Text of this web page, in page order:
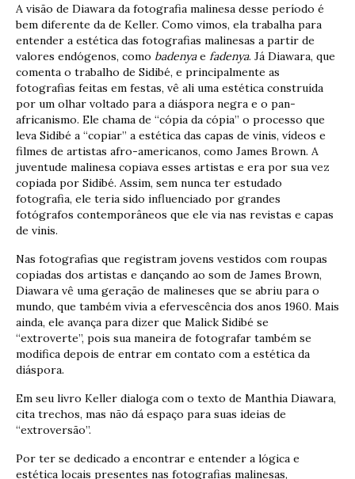
A visão de Diawara da fotografia malinesa desse período é
bem diferente da de Keller. Como vimos, ela trabalha para
entender a estética das fotografias malinesas a partir de
valores endógenos, como badenyae fadenya. Já Diawara, que
comenta o trabalho de Sidibé, e principalmente as
fotografias feitas em festas, vê ali uma estética construída
por um olhar voltado para a diáspora negra e o pan-
africanismo. Ele chama de “cópia da cópia” o processo que
leva Sidibé a “copiar” a estética das capas de vinis, vídeos e
filmes de artistas afro-americanos, como James Brown. A
juventude malinesa copiava esses artistas e era por sua vez
copiada por Sidibé. Assim, sem nunca ter estudado
fotografia, ele teria sido influenciado por grandes
fotógrafos contemporâneos que ele via nas revistas e capas
de vinis.
Nas fotografias que registram jovens vestidos com roupas
copiadas dos artistas e dançando ao som de James Brown,
Diawara vê uma geração de malineses que se abriu para o
mundo, que também vivia a efervescência dos anos 1960. Mais
ainda, ele avança para dizer que Malick Sidibé se
“extroverte”, pois sua maneira de fotografar também se
modifica depois de entrar em contato com a estética da
diáspora.
Em seu livro Keller dialoga com o texto de Manthia Diawara,
cita trechos, mas não dá espaço para suas ideias de
“extroversão”.
Por ter se dedicado a encontrar e entender a lógica e
estética locais presentes nas fotografias malinesas,